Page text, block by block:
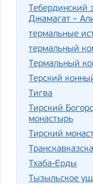
Джамагат –
термальные
термальный
Термальный
Терский
Тигва
Тирский
монастырь
Тирский
Тхаба-Ерды
Тызыльское